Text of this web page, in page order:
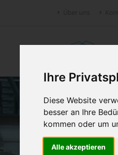
Ihre
Diese Website
besser an Ihre
kommen oder um
Alle akzeptieren